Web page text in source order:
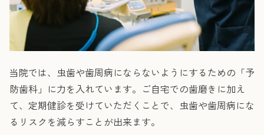
当院では、虫歯や歯周病にならないようにするための「予
防歯科」に力を入れています。ご自宅での歯磨きに加え
て、定期健診を受けていただくことで、虫歯や歯周病にな
るリスクを減らすことが出来ます。